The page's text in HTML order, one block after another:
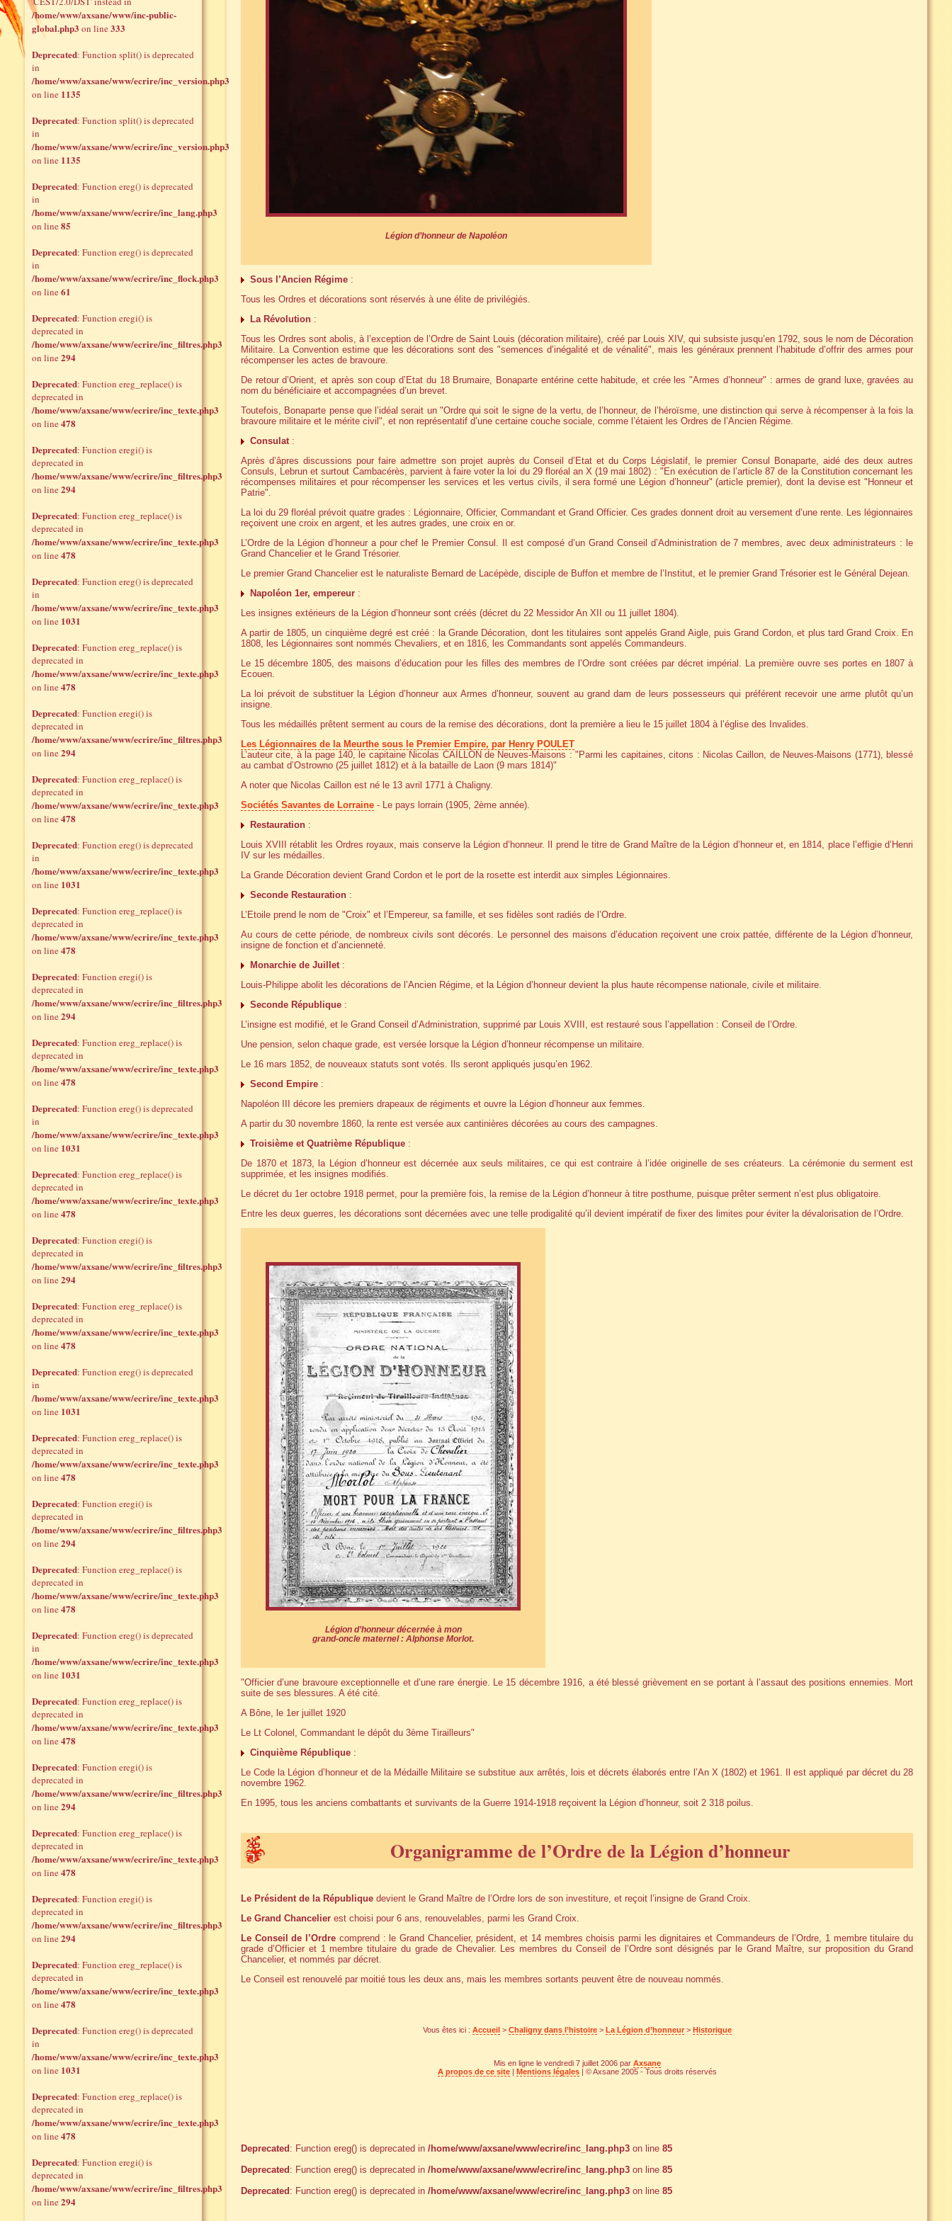
Légion d’honneur de Napoléon
Sous l’Ancien Régime :
Tous les Ordres et décorations sont réservés à une élite de privilégiés.
La Révolution :
Tous les Ordres sont abolis, à l’exception de l’Ordre de Saint Louis (décoration militaire), créé par Louis XIV, qui subsiste jusqu’en 1792, sous le nom de Décoration
Militaire. La Convention estime que les décorations sont des "semences d’inégalité et de vénalité", mais les généraux prennent l’habitude d’offrir des armes pour
récompenser les actes de bravoure.
De retour d’Orient, et après son coup d’Etat du 18 Brumaire, Bonaparte entérine cette habitude, et crée les "Armes d’honneur" : armes de grand luxe, gravées au
nom du bénéficiaire et accompagnées d’un brevet.
Toutefois, Bonaparte pense que l’idéal serait un "Ordre qui soit le signe de la vertu, de l’honneur, de l’héroïsme, une distinction qui serve à récompenser à la fois la
bravoure militaire et le mérite civil", et non représentatif d’une certaine couche sociale, comme l’étaient les Ordres de l’Ancien Régime.
Consulat:
Après d’âpres discussions pour faire admettre son projet auprès du Conseil d’Etat et du Corps Législatif, le premier Consul Bonaparte, aidé des deux autres
Consuls, Lebrun et surtout Cambacérès, parvient à faire voter la loi du 29 floréal an X (19 mai 1802) : "En exécution de l’article 87 de la Constitution concernant les
récompenses militaires et pour récompenser les services et les vertus civils, il sera formé une Légion d’honneur" (article premier), dont la devise est "Honneur et
Patrie".
La loi du 29 floréal prévoit quatre grades : Légionnaire, Officier, Commandant et Grand Officier. Ces grades donnent droit au versement d’une rente. Les légionnaires
reçoivent une croix en argent, et les autres grades, une croix en or.
L’Ordre de la Légion d’honneur a pour chef le Premier Consul. Il est composé d’un Grand Conseil d’Administration de 7 membres, avec deux administrateurs : le
Grand Chancelier et le Grand Trésorier.
Le premier Grand Chancelier est le naturaliste Bernard de Lacépède, disciple de Buffon et membre de l’Institut, et le premier Grand Trésorier est le Général Dejean.
Napoléon 1er, empereur :
Les insignes extérieurs de la Légion d’honneur sont créés (décret du 22 Messidor An XII ou 11 juillet 1804).
A partir de 1805, un cinquième degré est créé : la Grande Décoration, dont les titulaires sont appelés Grand Aigle, puis Grand Cordon, et plus tard Grand Croix. En
1808, les Légionnaires sont nommés Chevaliers, et en 1816, les Commandants sont appelés Commandeurs.
Le 15 décembre 1805, des maisons d’éducation pour les filles des membres de l’Ordre sont créées par décret impérial. La première ouvre ses portes en 1807 à
Ecouen.
La loi prévoit de substituer la Légion d’honneur aux Armes d’honneur, souvent au grand dam de leurs possesseurs qui préférent recevoir une arme plutôt qu’un
insigne.
Tous les médaillés prêtent serment au cours de la remise des décorations, dont la première a lieu le 15 juillet 1804 à l’église des Invalides.
Les Légionnaires de la Meurthe sous le Premier Empire, par Henry POULET
L’auteur cite, à la page 140, le capitaine Nicolas CAILLON de Neuves-Maisons : "Parmi les capitaines, citons : Nicolas Caillon, de Neuves-Maisons (1771), blessé
au cambat d’Ostrowno (25 juillet 1812) et à la bataille de Laon (9 mars 1814)"
A noter que Nicolas Caillon est né le 13 avril 1771 à Chaligny.
Sociétés Savantes de Lorraine - Le pays lorrain (1905, 2ème année).
Restauration :
Louis XVIII rétablit les Ordres royaux, mais conserve la Légion d’honneur. Il prend le titre de Grand Maître de la Légion d’honneur et, en 1814, place l’effigie d’Henri
IV sur les médailles.
La Grande Décoration devient Grand Cordon et le port de la rosette est interdit aux simples Légionnaires.
Seconde Restauration :
L’Etoile prend le nom de "Croix" et l’Empereur, sa famille, et ses fidèles sont radiés de l’Ordre.
Au cours de cette période, de nombreux civils sont décorés. Le personnel des maisons d’éducation reçoivent une croix pattée, différente de la Légion d’honneur,
insigne de fonction et d’ancienneté.
Monarchie de Juillet:
Louis-Philippe abolit les décorations de l’Ancien Régime, et la Légion d’honneur devient la plus haute récompense nationale, civile et militaire.
Seconde République :
L’insigne est modifié, et le Grand Conseil d’Administration, supprimé par Louis XVIII, est restauré sous l’appellation : Conseil de l’Ordre.
Une pension, selon chaque grade, est versée lorsque la Légion d’honneur récompense un militaire.
Le 16 mars 1852, de nouveaux statuts sont votés. Ils seront appliqués jusqu’en 1962.
Second Empire :
Napoléon III décore les premiers drapeaux de régiments et ouvre la Légion d’honneur aux femmes.
A partir du 30 novembre 1860, la rente est versée aux cantinières décorées au cours des campagnes.
Troisième et Quatrième République :
De 1870 et 1873, la Légion d’honneur est décernée aux seuls militaires, ce qui est contraire à l’idée originelle de ses créateurs. La cérémonie du serment est
supprimée, et les insignes modifiés.
Le décret du 1er octobre 1918 permet, pour la première fois, la remise de la Légion d’honneur à titre posthume, puisque prêter serment n’est plus obligatoire.
Entre les deux guerres, les décorations sont décernées avec une telle prodigalité qu’il devient impératif de fixer des limites pour éviter la dévalorisation de l’Ordre.
Légion d’honneur décernée à mon
grand-oncle maternel : Alphonse Morlot.
"Officier d’une bravoure exceptionnelle et d’une rare énergie. Le 15 décembre 1916, a été blessé grièvement en se portant à l’assaut des positions ennemies. Mort
suite de ses blessures. A été cité.
A Bône, le 1er juillet 1920
Le Lt Colonel, Commandant le dépôt du 3ème Tirailleurs"
Cinquième République :
Le Code la Légion d’honneur et de la Médaille Militaire se substitue aux arrêtés, lois et décrets élaborés entre l’An X (1802) et 1961. Il est appliqué par décret du 28
novembre 1962.
En 1995, tous les anciens combattants et survivants de la Guerre 1914-1918 reçoivent la Légion d’honneur, soit 2 318 poilus.
Organigramme de l’Ordre de la Légion d’honneur
Le Président de la République devient le Grand Maître de l’Ordre lors de son investiture, et reçoit l’insigne de Grand Croix.
Le Grand Chancelier est choisi pour 6 ans, renouvelables, parmi les Grand Croix.
Le Conseil de l’Ordre comprend : le Grand Chancelier, président, et 14 membres choisis parmi les dignitaires et Commandeurs de l’Ordre, 1 membre titulaire du
grade d’Officier et 1 membre titulaire du grade de Chevalier. Les membres du Conseil de l’Ordre sont désignés par le Grand Maître, sur proposition du Grand
Chancelier, et nommés par décret.
Le Conseil est renouvelé par moitié tous les deux ans, mais les membres sortants peuvent être de nouveau nommés.
Vous êtes ici : Accueil> Chaligny dans l’histoire> La Légion d’honneur> Historique
Mis en ligne le vendredi 7 juillet 2006 par Axsane
A propos de ce site| Mentions légales| © Axsane 2005 - Tous droits réservés
Deprecated : Function ereg() is deprecated in /home/www/axsane/www/ecrire/inc_lang.php3 on line 85
Deprecated : Function ereg() is deprecated in /home/www/axsane/www/ecrire/inc_lang.php3 on line 85
Deprecated : Function ereg() is deprecated in /home/www/axsane/www/ecrire/inc_lang.php3 on line 85
/home/www/axsane/www/inc-public-
global.php3 on line333
Deprecated: Function split() is deprecated
in
/home/www/axsane/www/ecrire/inc_version.php3
on line 1135
Deprecated: Function split() is deprecated
in
/home/www/axsane/www/ecrire/inc_version.php3
on line 1135
Deprecated: Function ereg() is deprecated
in
/home/www/axsane/www/ecrire/inc_lang.php3
on line85
Deprecated: Function ereg() is deprecated
in
/home/www/axsane/www/ecrire/inc_flock.php3
on line61
Deprecated: Function eregi() is
deprecated in
/home/www/axsane/www/ecrire/inc_filtres.php3
on line294
Deprecated: Function ereg_replace() is
deprecated in
/home/www/axsane/www/ecrire/inc_texte.php3
on line478
Deprecated: Function eregi() is
deprecated in
/home/www/axsane/www/ecrire/inc_filtres.php3
on line294
Deprecated: Function ereg_replace() is
deprecated in
/home/www/axsane/www/ecrire/inc_texte.php3
on line478
Deprecated: Function ereg() is deprecated
in
/home/www/axsane/www/ecrire/inc_texte.php3
on line 1031
Deprecated: Function ereg_replace() is
deprecated in
/home/www/axsane/www/ecrire/inc_texte.php3
on line478
Deprecated: Function eregi() is
deprecated in
/home/www/axsane/www/ecrire/inc_filtres.php3
on line294
Deprecated: Function ereg_replace() is
deprecated in
/home/www/axsane/www/ecrire/inc_texte.php3
on line478
Deprecated: Function ereg() is deprecated
in
/home/www/axsane/www/ecrire/inc_texte.php3
on line 1031
Deprecated: Function ereg_replace() is
deprecated in
/home/www/axsane/www/ecrire/inc_texte.php3
on line478
Deprecated: Function eregi() is
deprecated in
/home/www/axsane/www/ecrire/inc_filtres.php3
on line294
Deprecated: Function ereg_replace() is
deprecated in
/home/www/axsane/www/ecrire/inc_texte.php3
on line478
Deprecated: Function ereg() is deprecated
in
/home/www/axsane/www/ecrire/inc_texte.php3
on line 1031
Deprecated: Function ereg_replace() is
deprecated in
/home/www/axsane/www/ecrire/inc_texte.php3
on line478
Deprecated: Function eregi() is
deprecated in
/home/www/axsane/www/ecrire/inc_filtres.php3
on line294
Deprecated: Function ereg_replace() is
deprecated in
/home/www/axsane/www/ecrire/inc_texte.php3
on line478
Deprecated: Function ereg() is deprecated
in
/home/www/axsane/www/ecrire/inc_texte.php3
on line 1031
Deprecated: Function ereg_replace() is
deprecated in
/home/www/axsane/www/ecrire/inc_texte.php3
on line478
Deprecated: Function eregi() is
deprecated in
/home/www/axsane/www/ecrire/inc_filtres.php3
on line294
Deprecated: Function ereg_replace() is
deprecated in
/home/www/axsane/www/ecrire/inc_texte.php3
on line478
Deprecated: Function ereg() is deprecated
in
/home/www/axsane/www/ecrire/inc_texte.php3
on line 1031
Deprecated: Function ereg_replace() is
deprecated in
/home/www/axsane/www/ecrire/inc_texte.php3
on line478
Deprecated: Function eregi() is
deprecated in
/home/www/axsane/www/ecrire/inc_filtres.php3
on line294
Deprecated: Function ereg_replace() is
deprecated in
/home/www/axsane/www/ecrire/inc_texte.php3
on line478
Deprecated: Function eregi() is
deprecated in
/home/www/axsane/www/ecrire/inc_filtres.php3
on line294
Deprecated: Function ereg_replace() is
deprecated in
/home/www/axsane/www/ecrire/inc_texte.php3
on line478
Deprecated: Function ereg() is deprecated
in
/home/www/axsane/www/ecrire/inc_texte.php3
on line 1031
Deprecated: Function ereg_replace() is
deprecated in
/home/www/axsane/www/ecrire/inc_texte.php3
on line478
Deprecated: Function eregi() is
deprecated in
/home/www/axsane/www/ecrire/inc_filtres.php3
on line294